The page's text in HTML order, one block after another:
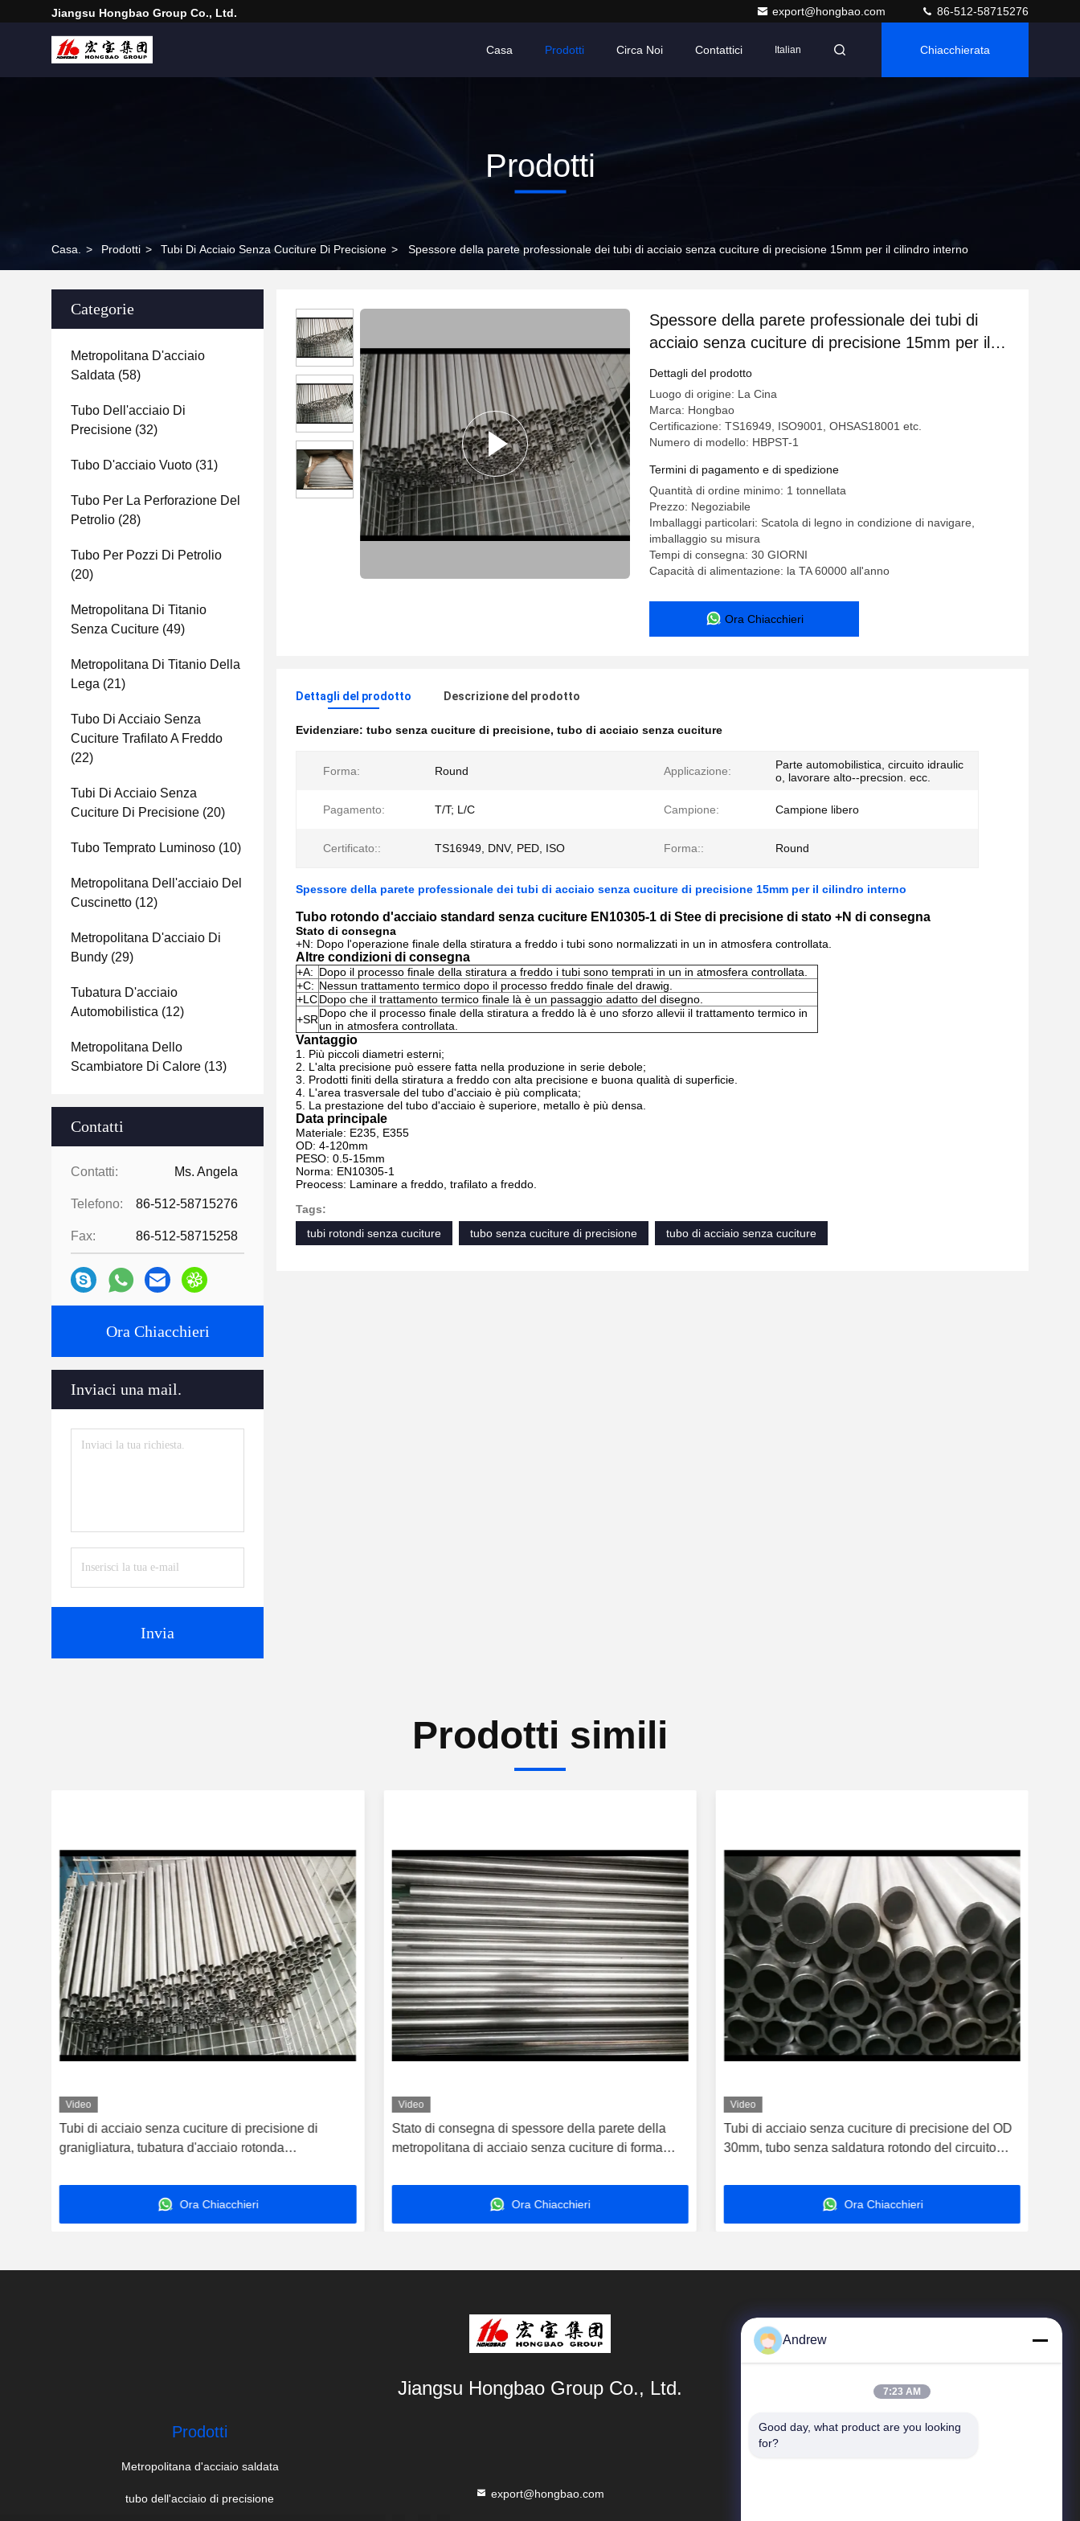
Jiangsu Hongbao Group Co., Ltd. export@hongbao.com 86-512-58715276
Casa Prodotti Circa Noi Contattici Italian Chiacchierata
Prodotti
Casa. > Prodotti > Tubi Di Acciaio Senza Cuciture Di Precisione > Spessore della parete professionale dei tubi di acciaio senza cuciture di precisione 15mm per il cilindro interno
Categorie
Metropolitana D'acciaio
Saldata (58)
Tubo Dell'acciaio Di
Precisione (32)
Tubo D'acciaio Vuoto (31)
Tubo Per La Perforazione Del
Petrolio (28)
Tubo Per Pozzi Di Petrolio
(20)
Metropolitana Di Titanio
Senza Cuciture (49)
Metropolitana Di Titanio Della
Lega (21)
Tubo Di Acciaio Senza
Cuciture Trafilato A Freddo
(22)
Tubi Di Acciaio Senza
Cuciture Di Precisione (20)
Tubo Temprato Luminoso (10)
Metropolitana Dell'acciaio Del
Cuscinetto (12)
Metropolitana D'acciaio Di
Bundy (29)
Tubatura D'acciaio
Automobilistica (12)
Metropolitana Dello
Scambiatore Di Calore (13)
Contatti
Contatti: Ms. Angela
Telefono: 86-512-58715276
Fax: 86-512-58715258
Ora Chiacchieri
Inviaci una mail.
Invia
Spessore della parete professionale dei tubi di
acciaio senza cuciture di precisione 15mm per il
cilindro interno
Dettagli del prodotto
Luogo di origine: La Cina
Marca: Hongbao
Certificazione: TS16949, ISO9001, OHSAS18001 etc.
Numero di modello: HBPST-1
Termini di pagamento e di spedizione
Quantità di ordine minimo: 1 tonnellata
Prezzo: Negoziabile
Imballaggi particolari: Scatola di legno in condizione di navigare,
imballaggio su misura
Tempi di consegna: 30 GIORNI
Capacità di alimentazione: la TA 60000 all'anno
Ora Chiacchieri
Dettagli del prodotto Descrizione del prodotto
Evidenziare: tubo senza cuciture di precisione, tubo di acciaio senza cuciture
Forma: Round Applicazione:
Parte automobilistica, circuito idraulic
o, lavorare alto--precsion. ecc.
Pagamento: T/T; L/C Campione: Campione libero
Certificato:: TS16949, DNV, PED, ISO Forma:: Round
Spessore della parete professionale dei tubi di acciaio senza cuciture di precisione 15mm per il cilindro interno
Tubo rotondo d'acciaio standard senza cuciture EN10305-1 di Stee di precisione di stato +N di consegna
Stato di consegna
+N: Dopo l'operazione finale della stiratura a freddo i tubi sono normalizzati in un in atmosfera controllata.
Altre condizioni di consegna
+A: Dopo il processo finale della stiratura a freddo i tubi sono temprati in un in atmosfera controllata.
+C: Nessun trattamento termico dopo il processo freddo finale del drawig.
+LCDopo che il trattamento termico finale là è un passaggio adatto del disegno.
+SRDopo che il processo finale della stiratura a freddo là è uno sforzo allevii il trattamento termico in
un in atmosfera controllata.
Vantaggio
1. Più piccoli diametri esterni;
2. L'alta precisione può essere fatta nella produzione in serie debole;
3. Prodotti finiti della stiratura a freddo con alta precisione e buona qualità di superficie.
4. L'area trasversale del tubo d'acciaio è più complicata;
5. La prestazione del tubo d'acciaio è superiore, metallo è più densa.
Data principale
Materiale: E235, E355
OD: 4-120mm
PESO: 0.5-15mm
Norma: EN10305-1
Preocess: Laminare a freddo, trafilato a freddo.
Tags:
tubi rotondi senza cuciture
tubo senza cuciture di precisione tubo di acciaio senza cuciture
Prodotti simili
Video
Stato di consegna di spessore della parete della
metropolitana di acciaio senza cuciture di forma
Ora Chiacchieri
Video
Tubi di acciaio senza cuciture di precisione del OD
30mm, tubo senza saldatura rotondo del circuito
Ora Chiacchieri
Video
Tubo senza cuciture di piegamento freddo di
precisione di deformazione nessuna perdita
Ora Chiacchieri
Jiangsu Hongbao Group Co., Ltd.
Prodotti
Metropolitana d'acciaio saldata
tubo dell'acciaio di precisione export@hongbao.com
Collegamenti Rapidi
Andrew
7:23 AM
Good day, what product are you looking
for?